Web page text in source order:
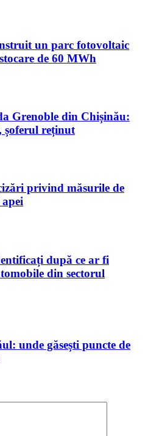
un parc fotovoltaic
de 60 MWh
Grenoble din Chișinău:
șoferul reținut
privind măsurile de
apei
după ce ar fi
din sectorul
unde găsești puncte de